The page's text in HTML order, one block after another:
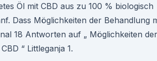
Öl mit CBD aus zu 100 % biologisch
Dass Möglichkeiten der Behandlung
18 Antworten auf „ Möglichkeiten der
“ Littleganja 1.